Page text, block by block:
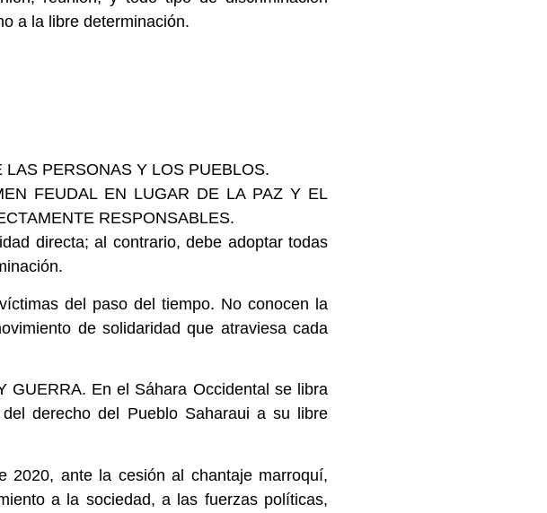
a la libre determinación.
PERSONAS Y LOS PUEBLOS.
FEUDAL EN LUGAR DE LA PAZ Y EL
RESPONSABLES.
directa; al contrario, debe adoptar todas
del paso del tiempo. No conocen la
de solidaridad que atraviesa cada
GUERRA. En el Sáhara Occidental se libra
derecho del Pueblo Saharaui a su libre
ante la cesión al chantaje marroquí,
a la sociedad, a las fuerzas políticas,